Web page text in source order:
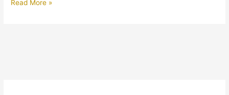
Foi
Read More »